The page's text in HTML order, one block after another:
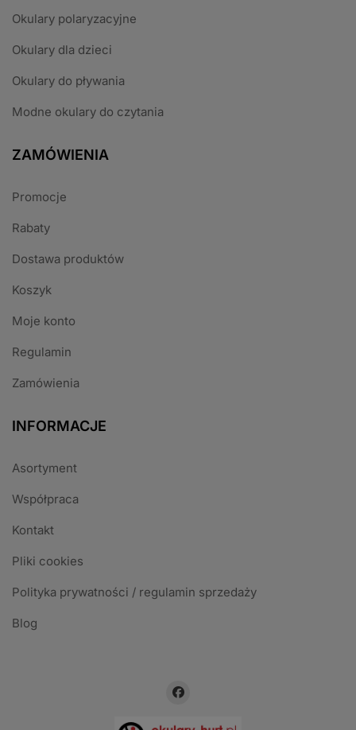
Okulary polaryzacyjne
Okulary dla dzieci
Okulary do pływania
Modne okulary do czytania
ZAMÓWIENIA
Promocje
Rabaty
Dostawa produktów
Koszyk
Moje konto
Regulamin
Zamówienia
INFORMACJE
Asortyment
Współpraca
Kontakt
Pliki cookies
Polityka prywatności / regulamin sprzedaży
Blog